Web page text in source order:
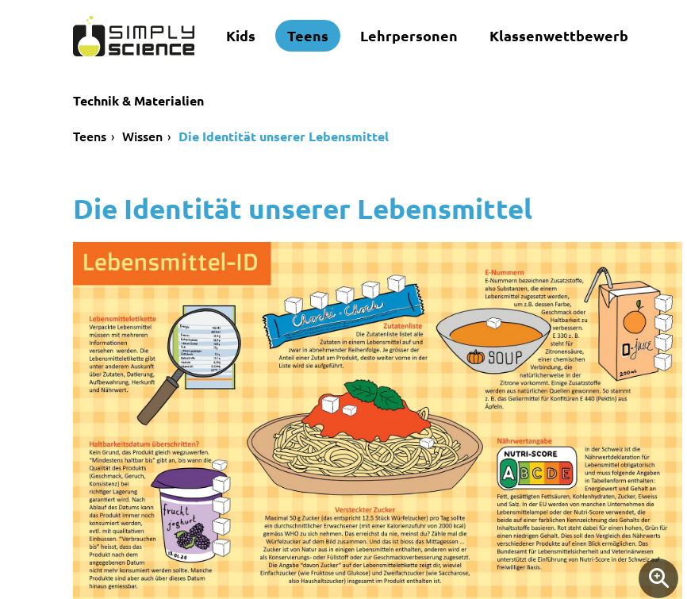
Kids Teens Lehrpersonen Klassenwettbewerb
Technik & Materialien
Teens Wissen Die Identität unserer Lebensmittel
Die Identität unserer Lebensmittel